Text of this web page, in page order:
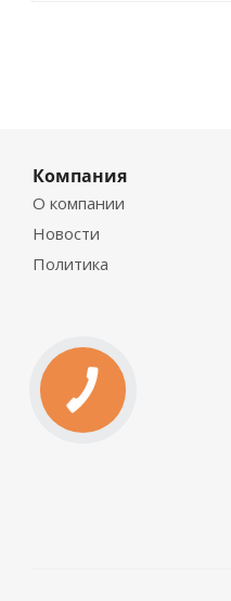
Компания
О компании
Новости
Политика